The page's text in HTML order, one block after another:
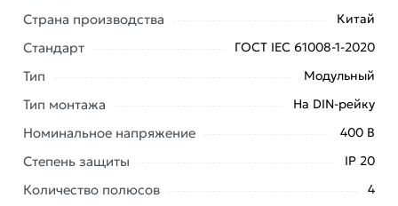
AVERES, SQ rccb-4-40-100-s-av из категории
Трехфазные (четырехполюсные) УЗОдействительны
в Москве и области.
Наши профессиональные менеджеры обработают
доставки или самовывоза. Перед оформлением
онлайн заказа рекомендуем ознакомиться с
описанием, характеристиками и отзывами.
Страна производства Китай
Стандарт ГОСТ IEC 61008-1-2020
Тип Модульный
Тип монтажа На DIN-рейку
Номинальное напряжение 400 В
Степень защиты IP 20
Количество полюсов 4